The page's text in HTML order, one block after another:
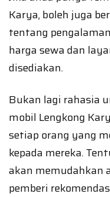
Karya, boleh juga
tentang
harga sewa dan
disediakan.
Bukan lagi rahasia
mobil Lengkong
setiap orang yang
kepada mereka.
akan memudahkan
pemberi